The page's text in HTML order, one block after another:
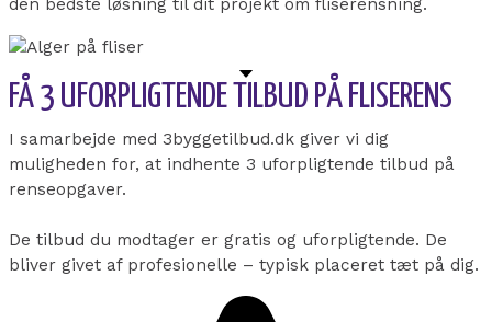
den bedste løsning til dit projekt om fliserensning.
FÅ 3 UFORPLIGTENDE TILBUD PÅ FLISERENS
I samarbejde med 3byggetilbud.dk giver vi dig
muligheden for, at indhente 3 uforpligtende tilbud på
renseopgaver.
De tilbud du modtager er gratis og uforpligtende. De
bliver givet af profesionelle – typisk placeret tæt på dig.